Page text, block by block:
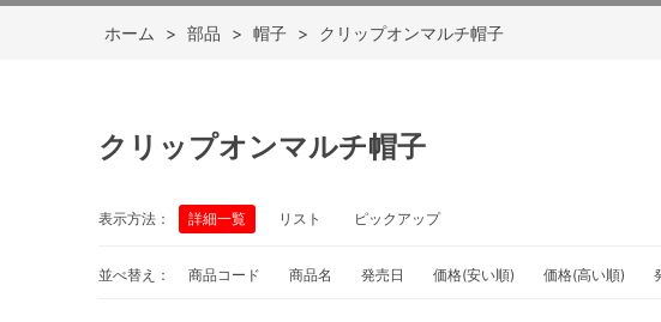
ホーム > 部品 > 帽子 > クリップオンマルチ帽子
クリップオンマルチ帽子
表示方法： 詳細一覧 リスト ピックアップ
並べ替え： 商品コード 商品名 発売日 価格(安い順) 価格(高い順)